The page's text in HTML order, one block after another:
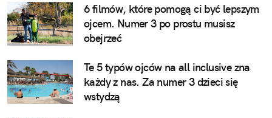
6 filmów, które pomogą ci być lepszym
ojcem. Numer 3 po prostu musisz
obejrzeć
Te 5 typów ojców na all inclusive zna
każdy z nas. Za numer 3 dzieci się
wstydzą